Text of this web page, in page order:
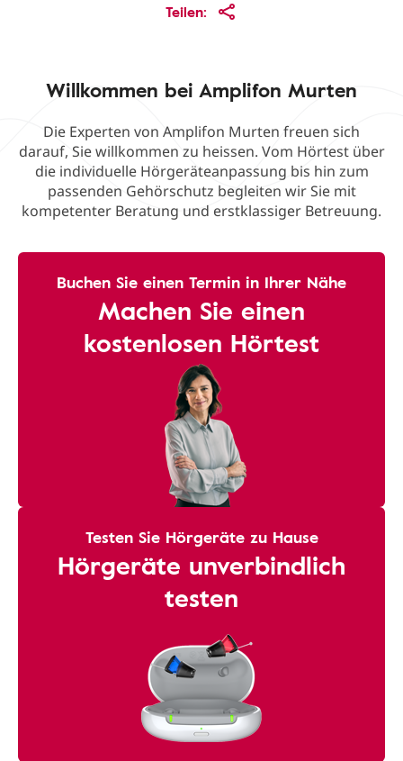
Teilen:
Willkommen bei Amplifon Murten
Die Experten von Amplifon Murten freuen sich
darauf, Sie willkommen zu heissen. Vom Hörtest über
die individuelle Hörgeräteanpassung bis hin zum
passenden Gehörschutz begleiten wir Sie mit
kompetenter Beratung und erstklassiger Betreuung.
Buchen Sie einen Termin in Ihrer Nähe
Machen Sie einen
kostenlosen Hörtest
Testen Sie Hörgeräte zu Hause
Hörgeräte unverbindlich
testen